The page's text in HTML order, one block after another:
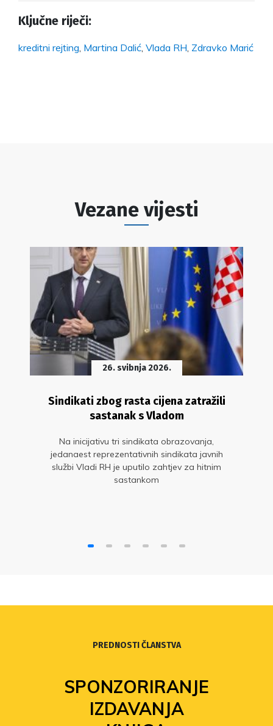
Ključne riječi:
kreditni rejting Martina Dalić Vlada RH Zdravko Marić
Vezane vijesti
26. svibnja 2026.
Sindikati zbog rasta cijena zatražili
sastanak s Vladom
Na inicijativu tri sindikata obrazovanja,
jedanaest reprezentativnih sindikata javnih
službi Vladi RH je uputilo zahtjev za hitnim
sastankom
PREDNOSTI ČLANSTVA
SPONZORIRANJE
IZDAVANJA